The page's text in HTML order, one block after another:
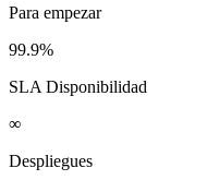
Para empezar
99.9%
SLA Disponibilidad
∞
Despliegues